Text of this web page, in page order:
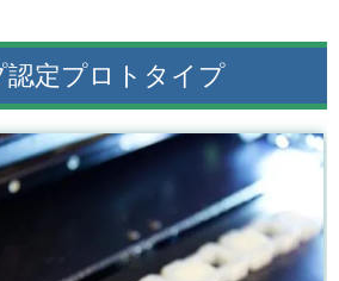
定プロトタイプ